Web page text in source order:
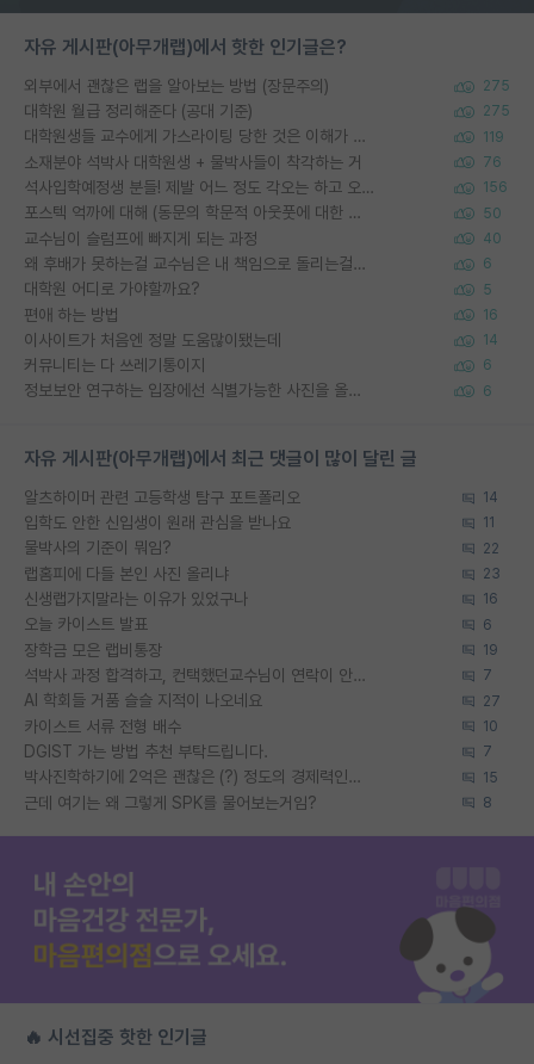
자유 게시판(아무개랩)에서 핫한 인기글은?
외부에서 괜찮은 랩을 알아보는 방법 (장문주의) 275
대학원 월급 정리해준다 (공대 기준) 275
대학원생들 교수에게 가스라이팅 당한 것은 이해가 갑니다. 안타깝네요. 119
소재분야 석박사 대학원생 + 물박사들이 착각하는 거 76
석사입학예정생 분들! 제발 어느 정도 각오는 하고 오세요. 156
포스텍 억까에 대해 (동문의 학문적 아웃풋에 대한 반박) 50
교수님이 슬럼프에 빠지게 되는 과정 40
왜 후배가 못하는걸 교수님은 내 책임으로 돌리는걸까요? 6
대학원 어디로 가야할까요? 5
편애 하는 방법 16
이사이트가 처음엔 정말 도움많이됐는데 14
커뮤니티는 다 쓰레기통이지 6
정보보안 연구하는 입장에선 식별가능한 사진을 올리는건 비추이긴함 6
자유 게시판(아무개랩)에서 최근 댓글이 많이 달린 글
알츠하이머 관련 고등학생 탐구 포트폴리오 14
입학도 안한 신입생이 원래 관심을 받나요 11
물박사의 기준이 뭐임? 22
랩홈피에 다들 본인 사진 올리냐 23
신생랩가지말라는 이유가 있었구나 16
오늘 카이스트 발표 6
장학금 모은 랩비통장 19
석박사 과정 합격하고, 컨택했던교수님이 연락이 안됩니다... 7
AI 학회들 거품 슬슬 지적이 나오네요 27
카이스트 서류 전형 배수 10
DGIST 가는 방법 추천 부탁드립니다. 7
박사진학하기에 2억은 괜찮은 (?) 정도의 경제력인가요 15
근데 여기는 왜 그렇게 SPK를 물어보는거임? 8
🔥 시선집중 핫한 인기글